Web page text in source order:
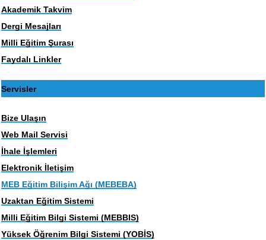
Akademik Takvim
Dergi Mesajları
Milli Eğitim Şurası
Faydalı Linkler
Servisler
Bize Ulaşın
Web Mail Servisi
İhale İşlemleri
Elektronik İletişim
MEB Eğitim Bilişim Ağı (MEBEBA)
Uzaktan Eğitim Sistemi
Milli Eğitim Bilgi Sistemi (MEBBIS)
Yüksek Öğrenim Bilgi Sistemi (YOBİS)